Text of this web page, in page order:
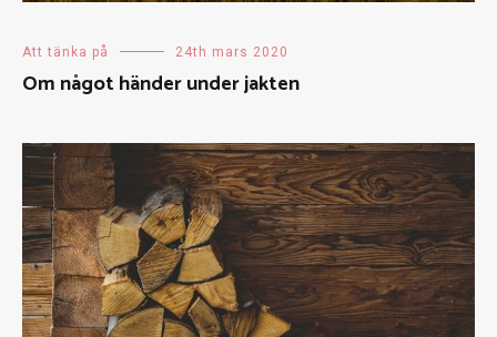
Att tänka på 24th mars 2020
Om något händer under jakten